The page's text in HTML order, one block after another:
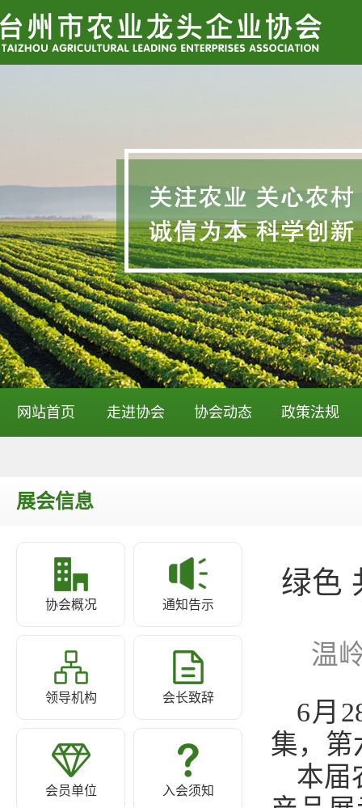
网站首页 走进协会 协会动态 政策法规
展会信息
协会概况 通知告示
领导机构 会长致辞
会员单位 入会须知
绿色
温
6月
集，第
本届